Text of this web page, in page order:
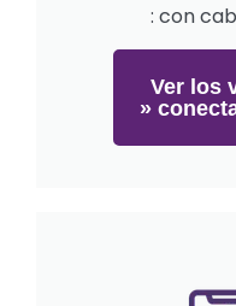
: con
Ver los
»